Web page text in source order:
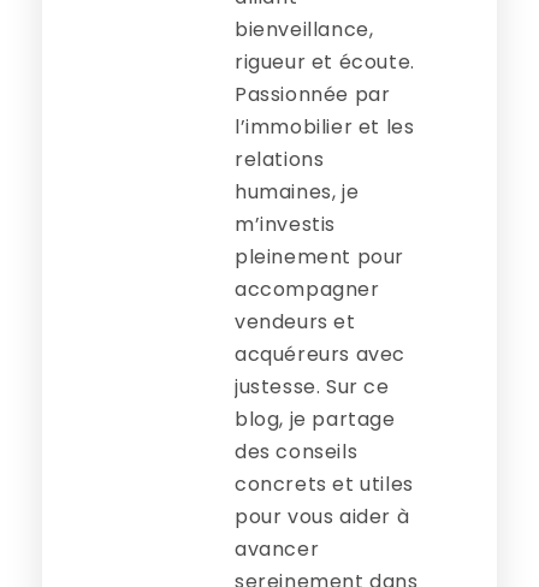
bienveillance,
rigueur et écoute.
Passionnée par
l’immobilier et les
relations
humaines, je
m’investis
pleinement pour
accompagner
vendeurs et
acquéreurs avec
justesse. Sur ce
blog, je partage
des conseils
concrets et utiles
pour vous aider à
avancer
sereinement dans